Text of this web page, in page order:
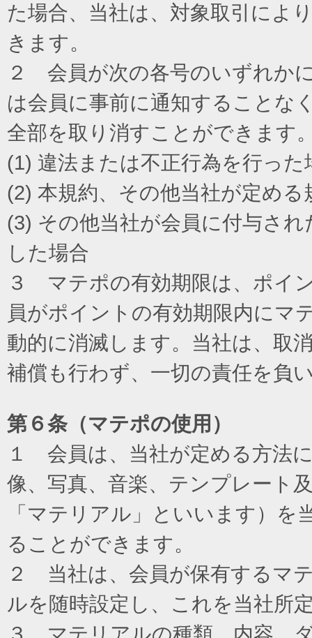
た場合、当社は、対象取引によ
きます。
２ 会員が次の各号のいずれか
は会員に事前に通知することな
全部を取り消すことができます
(1) 違法または不正行為を行った
(2) 本規約、その他当社が定め
(3) その他当社が会員に付与さ
した場合
３ マテポの有効期限は、ポイ
員がポイントの有効期限内にマ
動的に消滅します。当社は、取
補償も行わず、一切の責任を負
第６条（マテポの使用）
１ 会員は、当社が定める方法
像、写真、音楽、テンプレート
「マテリアル」といいます）
ることができます。
２ 当社は、会員が保有するマ
ルを随時設定し、これを当社所